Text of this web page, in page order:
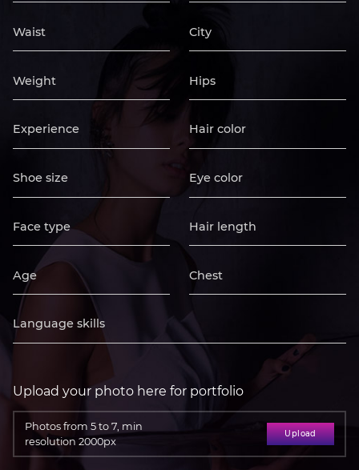
Upload your photo here for portfolio
Photos from 5 to 7, min
resolution 2000px
Upload